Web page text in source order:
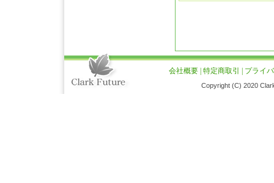
会社概要 特定商取引 プライ
Copyright (C) 2020